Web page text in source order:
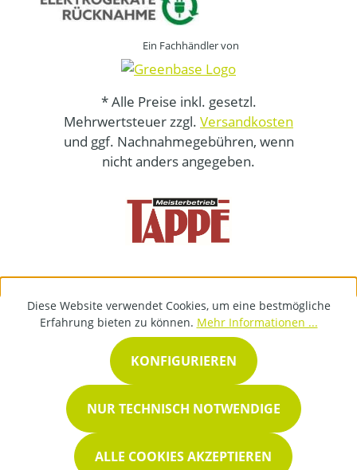
Ein Fachhändler von
* Alle Preise inkl. gesetzl.
Mehrwertsteuer zzgl. Versandkosten
und ggf. Nachnahmegebühren, wenn
nicht anders angegeben.
Diese Website verwendet Cookies, um eine bestmögliche
Erfahrung bieten zu können. Mehr Informationen ...
NUR TECHNISCH NOTWENDIGE
KONFIGURIEREN
ALLE COOKIES AKZEPTIEREN